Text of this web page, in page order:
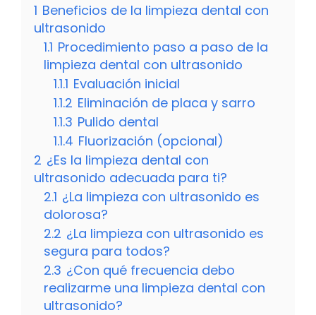
1 Beneficios de la limpieza dental con
ultrasonido
1.1 Procedimiento paso a paso de la
limpieza dental con ultrasonido
1.1.1 Evaluación inicial
1.1.2 Eliminación de placa y sarro
1.1.3 Pulido dental
1.1.4 Fluorización (opcional)
2 ¿Es la limpieza dental con
ultrasonido adecuada para ti?
2.1 ¿La limpieza con ultrasonido es
dolorosa?
2.2 ¿La limpieza con ultrasonido es
segura para todos?
2.3 ¿Con qué frecuencia debo
realizarme una limpieza dental con
ultrasonido?